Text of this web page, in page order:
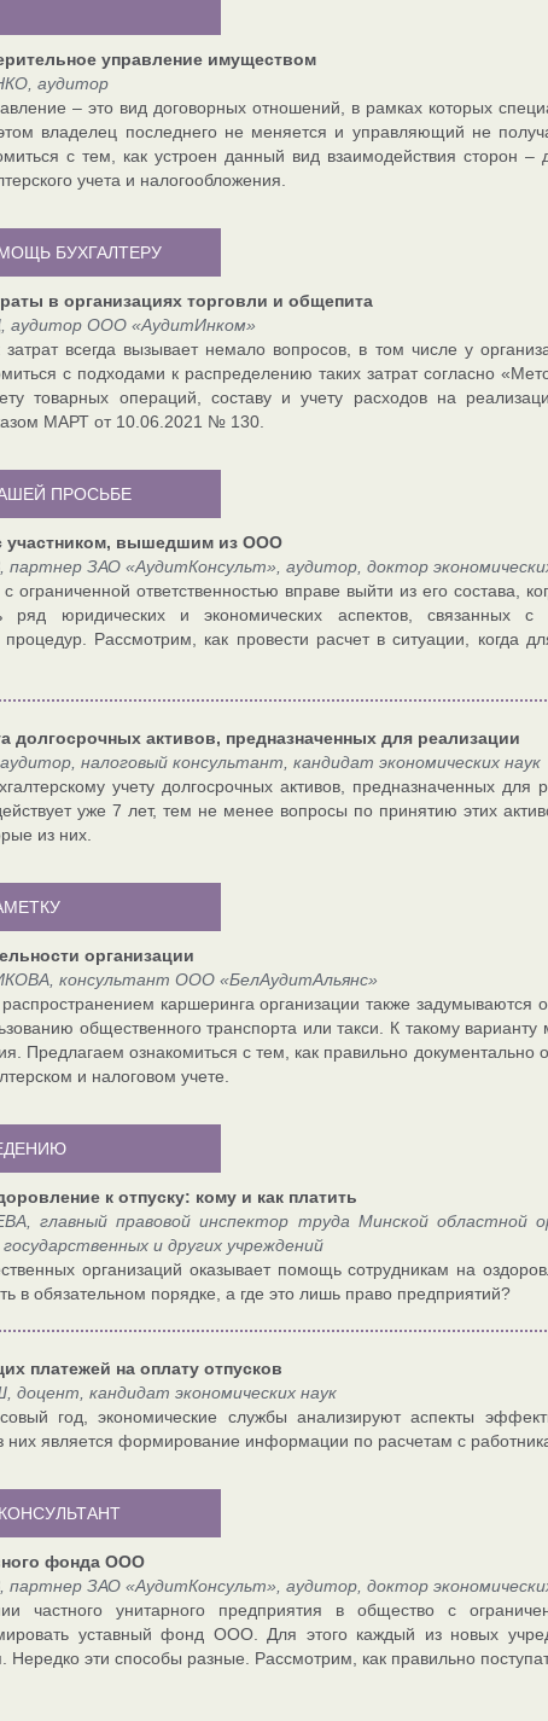
управление имуществом
аудитор
– это вид договорных отношений, в рамках которых
владелец последнего не меняется и управляющий не
с тем, как устроен данный вид взаимодействия сторон
учета и налогообложения.
БУХГАЛТЕРУ
в организациях торговли и общепита
аудитор ООО «АудитИнком»
затрат всегда вызывает немало вопросов, в том числе у
с подходами к распределению таких затрат согласно
товарных операций, составу и учету расходов на
МАРТ от 10.06.2021 № 130.
ПРОСЬБЕ
участником, вышедшим из ООО
ЗАО «АудитКонсульт», аудитор, доктор
ограниченной ответственностью вправе выйти из его состава,
ряд юридических и экономических аспектов, связанных с
процедур. Рассмотрим, как провести расчет в ситуации, когда
долгосрочных активов, предназначенных для реализации
налоговый консультант, кандидат экономических наук
учету долгосрочных активов, предназначенных
уже 7 лет, тем не менее вопросы по принятию этих
из них.
организации
консультант ООО «БелАудитАльянс»
каршеринга организации также задумываются
общественного транспорта или такси. К такому
Предлагаем ознакомиться с тем, как правильно
и налоговом учете.
к отпуску: кому и как платить
главный правовой инспектор труда Минской областной
и других учреждений
организаций оказывает помощь сотрудникам на
в обязательном порядке, а где это лишь право предприятий?
платежей на оплату отпусков
кандидат экономических наук
год, экономические службы анализируют аспекты
них является формирование информации по расчетам с
фонда ООО
ЗАО «АудитКонсульт», аудитор, доктор
частного унитарного предприятия в общество с
уставный фонд ООО. Для этого каждый из новых
Нередко эти способы разные. Рассмотрим, как правильно